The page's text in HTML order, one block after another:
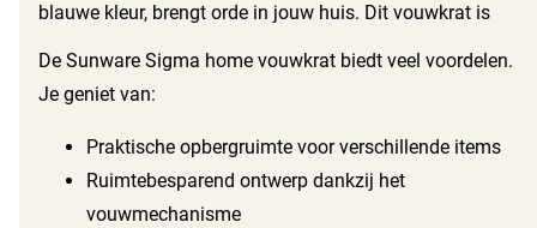
blauwe kleur, brengt orde in jouw huis. Dit vouwkrat is
niet gebruikt.
De Sunware Sigma home vouwkrat biedt veel voordelen.
Je geniet van:
Praktische opbergruimte voor verschillende items
Ruimtebesparend ontwerp dankzij het
vouwmechanisme